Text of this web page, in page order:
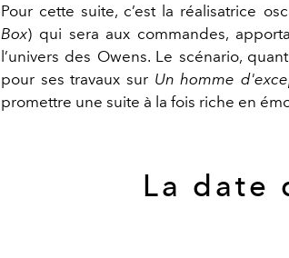
Pour cette suite, c’est la réalisatrice
Box) qui sera aux commandes,
l’univers des Owens. Le scénario,
pour ses travaux sur Un homme
promettre une suite à la fois riche en
La date